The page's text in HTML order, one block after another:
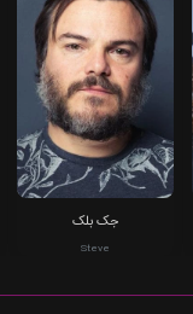
جک بلک
Steve